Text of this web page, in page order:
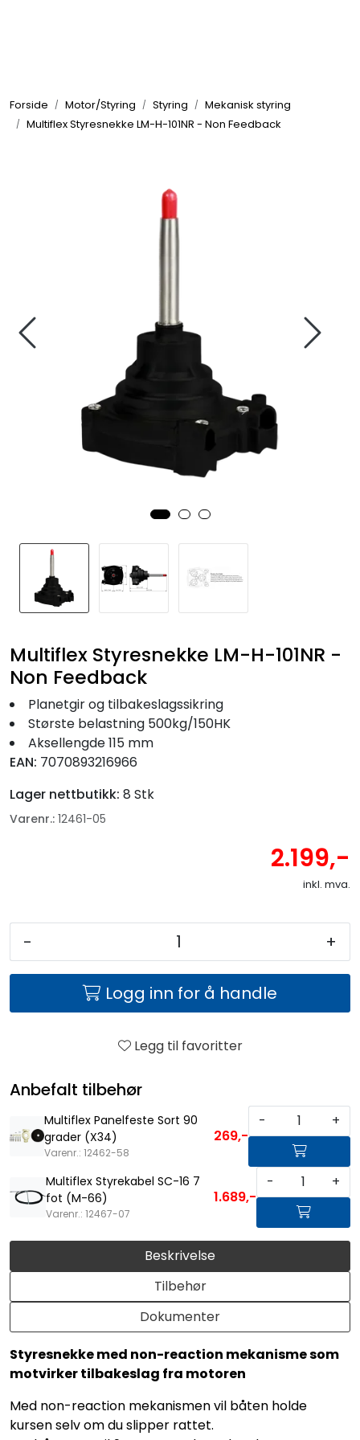
Forside Motor/Styring Styring
Mekanisk styring
Multiflex Styresnekke LM-H-101NR - Non Feedback
Beskrivelse
Tilbehør
Dokumenter
Styresnekke med non-reaction mekanisme som
motvirker tilbakeslag fra motoren
Med non-reaction mekanismen vil båten holde
kursen selv om du slipper rattet.
Multiflex Styresnekke LM-H-101NR -
Non Feedback
Planetgir og tilbakeslagssikring
Største belastning 500kg/150HK
Aksellengde 115 mm
EAN: 7070893216966
Lager nettbutikk: 8 Stk
Varenr.: 12461-05
2.199,-
inkl. mva.
- +
Logg inn for å handle
Legg til favoritter
Anbefalt tilbehør
Multiflex Panelfeste Sort 90
grader (X34)
Varenr.: 12462-58
269,-
- +
Multiflex Styrekabel SC-16 7
fot (M-66)
Varenr.: 12467-07
1.689,-
- +
Elektrisk
Fritid/Sikkerhet
Båtpleie/Opplag
Nyheter